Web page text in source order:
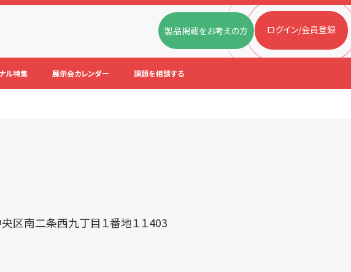
製品掲載をお考えの方 ログイン/会員登録
ル特集 展示会カレンダー 課題を相談する
区南二条西九丁目１番地１１403